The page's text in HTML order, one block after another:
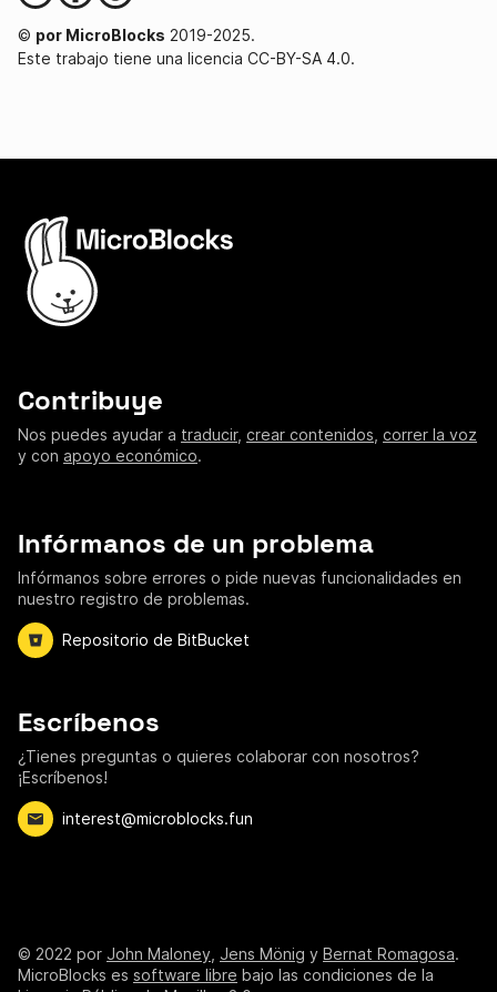
© por MicroBlocks 2019-2025.
Este trabajo tiene una licencia CC-BY-SA 4.0.
Contribuye
Nos puedes ayudar a traducir, crear contenidos correr la voz
y con apoyo económico.
Infórmanos de un problema
Infórmanos sobre errores o pide nuevas funcionalidades en
nuestro registro de problemas.
Repositorio de BitBucket
Escríbenos
¿Tienes preguntas o quieres colaborar con nosotros?
¡Escríbenos!
interest@microblocks.fun
© 2022 por John Maloney Jens Mönig y Bernat Romagosa.
MicroBlocks es software libre bajo las condiciones de la